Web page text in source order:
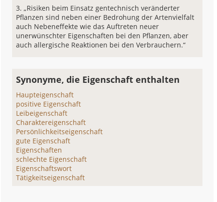
„Risiken beim Einsatz gentechnisch veränderter
Pflanzen sind neben einer Bedrohung der Artenvielfalt
auch Nebeneffekte wie das Auftreten neuer
unerwünschter Eigenschaften bei den Pflanzen, aber
auch allergische Reaktionen bei den Verbrauchern.“
Synonyme, die Eigenschaft enthalten
Haupteigenschaft
positive Eigenschaft
Leibeigenschaft
Charaktereigenschaft
Persönlichkeitseigenschaft
gute Eigenschaft
Eigenschaften
schlechte Eigenschaft
Eigenschaftswort
Tätigkeitseigenschaft